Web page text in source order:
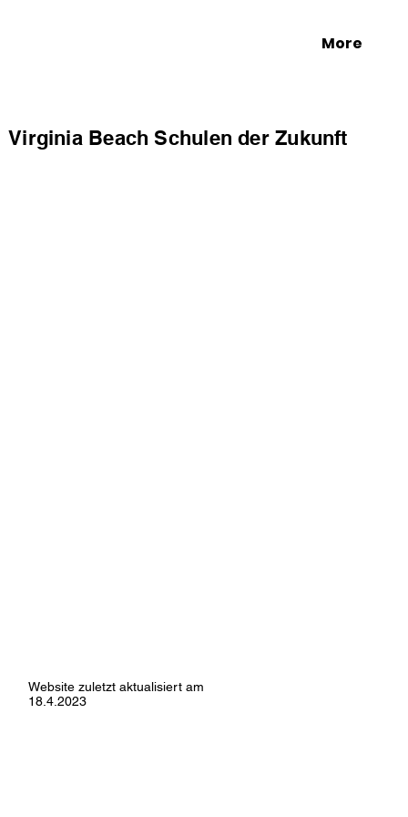
Virginia Beach Schulen der Zukunft
More
Website zuletzt aktualisiert am
18.4.2023